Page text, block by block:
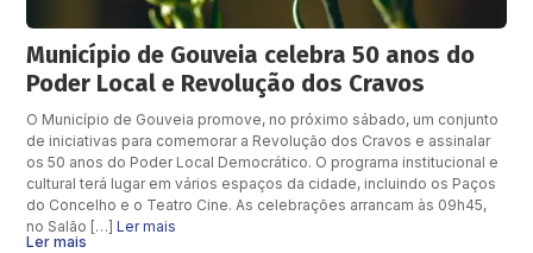
Município de Gouveia celebra 50 anos do
Poder Local e Revolução dos Cravos
O Município de Gouveia promove, no próximo sábado, um conjunto
de iniciativas para comemorar a Revolução dos Cravos e assinalar
os 50 anos do Poder Local Democrático. O programa institucional e
cultural terá lugar em vários espaços da cidade, incluindo os Paços
do Concelho e o Teatro Cine. As celebrações arrancam às 09h45,
no Salão […]Ler mais
Ler mais